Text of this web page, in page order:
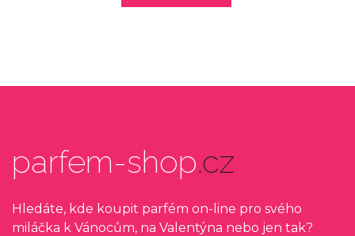
parfem-shop.cz
Hledáte, kde koupit parfém on-line pro svého
miláčka k Vánocům, na Valentýna nebo jen tak?